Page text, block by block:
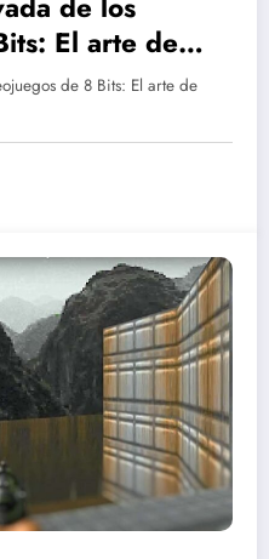
El arte de
de 8 Bits: El arte de